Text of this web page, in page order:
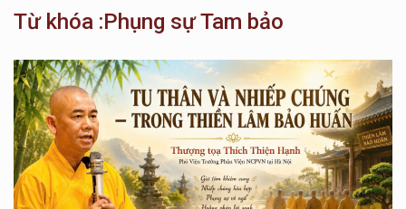
Từ khóa :Phụng sự Tam bảo